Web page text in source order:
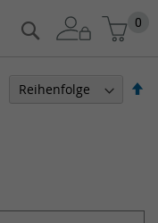
Zum
Inhalt
0
Suche